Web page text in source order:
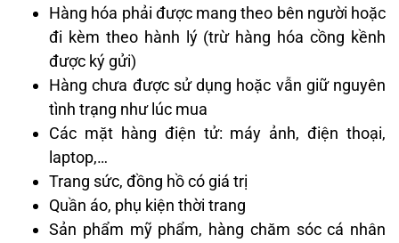
Hàng hóa phải được mang theo bên người hoặc
đi kèm theo hành lý (trừ hàng hóa cồng kềnh
được ký gửi)
Hàng chưa được sử dụng hoặc vẫn giữ nguyên
tình trạng như lúc mua
Các mặt hàng điện tử: máy ảnh, điện thoại,
laptop,…
Trang sức, đồng hồ có giá trị
Quần áo, phụ kiện thời trang
Sản phẩm mỹ phẩm, hàng chăm sóc cá nhân